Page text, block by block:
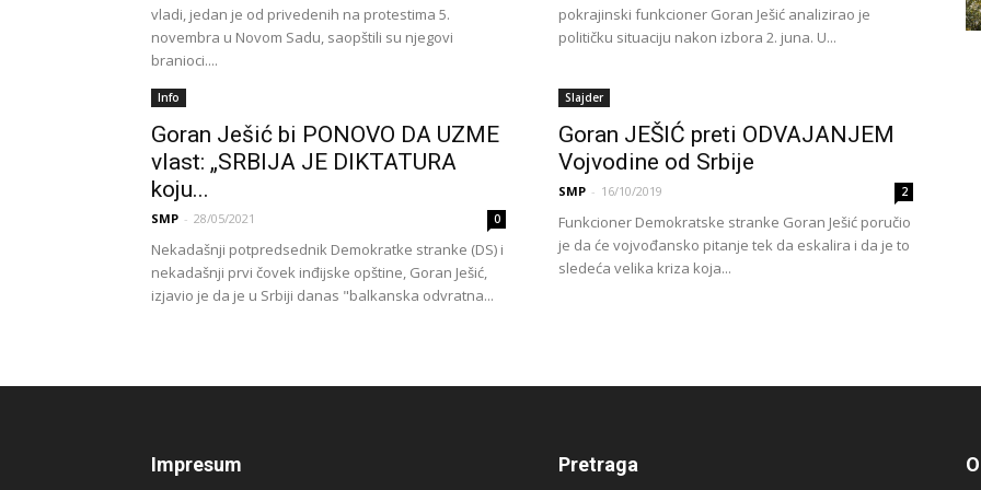
vladi, jedan je od privedenih na protestima 5.
novembra u Novom Sadu, saopštili su njegovi
branioci....
pokrajinski funkcioner Goran Ješić analizirao je
političku situaciju nakon izbora 2. juna. U...
Info
Goran Ješić bi PONOVO DA UZME
vlast: „SRBIJA JE DIKTATURA
koju...
SMP - 28/05/2021 0
Nekadašnji potpredsednik Demokratke stranke (DS) i
nekadašnji prvi čovek inđijske opštine, Goran Ješić,
izjavio je da je u Srbiji danas "balkanska odvratna...
Slajder
Goran JEŠIĆ preti ODVAJANJEM
Vojvodine od Srbije
SMP - 16/10/2019 2
Funkcioner Demokratske stranke Goran Ješić poručio
je da će vojvođansko pitanje tek da eskalira i da je to
sledeća velika kriza koja...
Impresum Pretraga